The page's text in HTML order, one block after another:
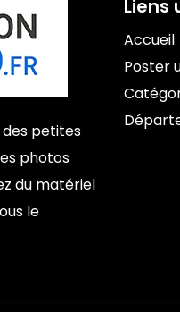
petites
photos
du matériel
le
Liens
Accueil
Poster